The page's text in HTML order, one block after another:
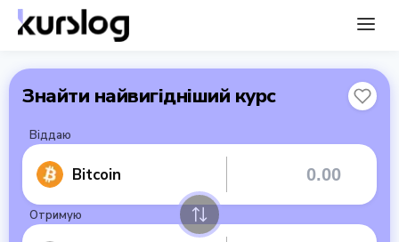
Знайти найвигідніший курс
Віддаю
Bitcoin
Отримую